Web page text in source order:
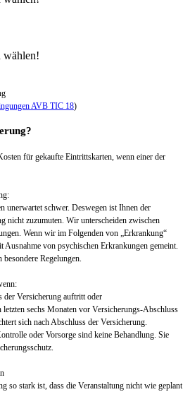
wählen!
AVB TIC 18)
für gekaufte Eintrittskarten, wenn einer der
unerwartet schwer. Deswegen ist Ihnen der
nicht zuzumuten. Wir unterscheiden zwischen
Wenn wir im Folgenden von „Erkrankung“
Ausnahme von psychischen Erkrankungen gemeint.
Regelungen.
der Versicherung auftritt oder
letzten sechs Monaten vor Versicherungs-Abschluss
sich nach Abschluss der Versicherung.
oder Vorsorge sind keine Behandlung. Sie
so stark ist, dass die Veranstaltung nicht wie geplant